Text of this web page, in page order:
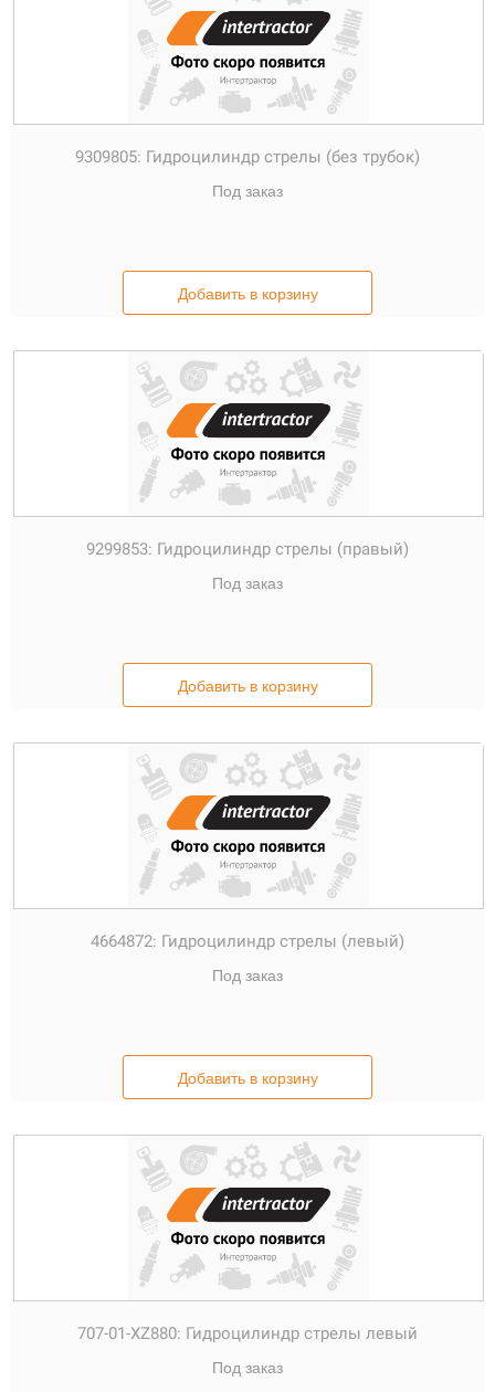
9309805: Гидроцилиндр стрелы (без трубок)
Под заказ
Добавить в корзину
9299853: Гидроцилиндр стрелы (правый)
Под заказ
Добавить в корзину
4664872: Гидроцилиндр стрелы (левый)
Под заказ
Добавить в корзину
707-01-XZ880: Гидроцилиндр стрелы левый
Под заказ